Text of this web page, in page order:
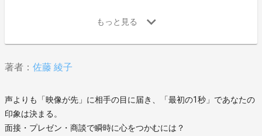
著者： 佐藤 綾子
声よりも「映像が先」に相手の目に届き、「最初の1秒」であなたの
印象は決まる。
面接・プレゼン・商談で瞬時に心をつかむには？